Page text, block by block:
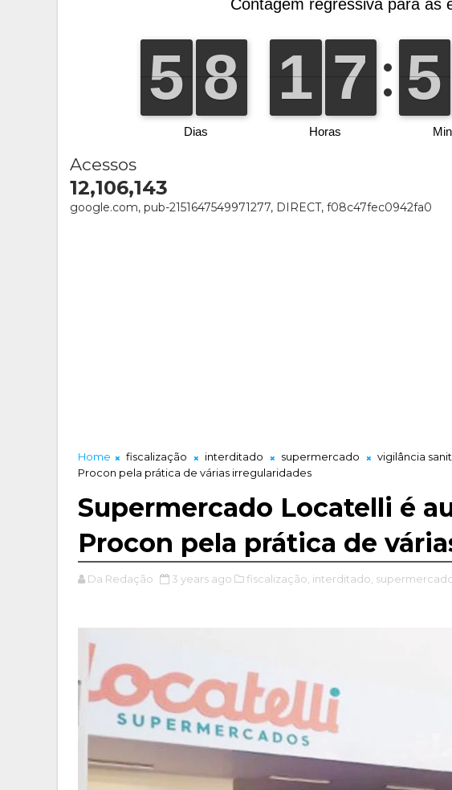
Acessos
12,106,143
google.com, pub-2151647549971277, DIRECT, f08c47fec0942fa0
Home fiscalização interditado supermercado vigilância
Procon pela prática de várias irregularidades
Supermercado Locatelli é
Procon pela prática de
Da Redação 3 years ago fiscalização, interditado,